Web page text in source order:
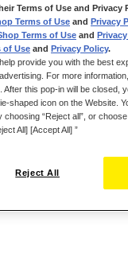
una cuenta tiene
de pedidos y
CREAR UNA CUENTA
Terms of Use and Privacy
Terms of Use and Privacy
Terms of Use and
of Use and Privacy Policy.
provide you with the best
For more
After this pop-in will be closed,
shaped icon on the Website.
“Reject all”, or
All] [Accept All] ”
Reject All